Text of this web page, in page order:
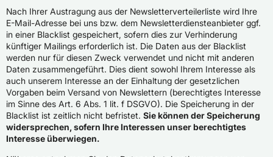
Nach Ihrer Austragung aus der Newsletterverteilerliste wird Ihre
E-Mail-Adresse bei uns bzw. dem Newsletterdiensteanbieter ggf.
in einer Blacklist gespeichert, sofern dies zur Verhinderung
künftiger Mailings erforderlich ist. Die Daten aus der Blacklist
werden nur für diesen Zweck verwendet und nicht mit anderen
Daten zusammengeführt. Dies dient sowohl Ihrem Interesse als
auch unserem Interesse an der Einhaltung der gesetzlichen
Vorgaben beim Versand von Newslettern (berechtigtes Interesse
im Sinne des Art. 6 Abs. 1 lit. f DSGVO). Die Speicherung in der
Blacklist ist zeitlich nicht befristet. Sie können der Speicherung
widersprechen, sofern Ihre Interessen unser berechtigtes
Interesse überwiegen.